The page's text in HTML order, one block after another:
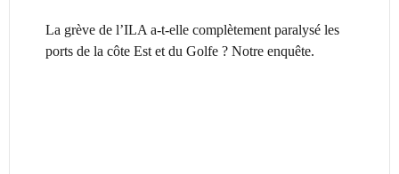
La grève de l’ILA a-t-elle complètement paralysé les
ports de la côte Est et du Golfe ? Notre enquête.